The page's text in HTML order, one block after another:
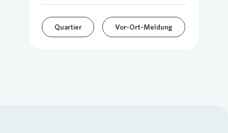
Quartier Vor-Ort-Meldung